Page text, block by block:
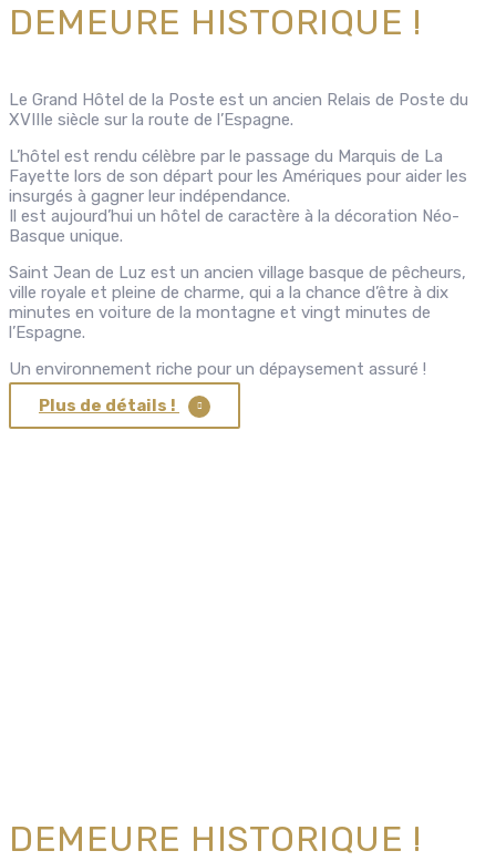
DEMEURE HISTORIQUE !
Le Grand Hôtel de la Poste est un ancien Relais de Poste du
XVIIIe siècle sur la route de l’Espagne.
L’hôtel est rendu célèbre par le passage du Marquis de La
Fayette lors de son départ pour les Amériques pour aider les
insurgés à gagner leur indépendance.
Il est aujourd’hui un hôtel de caractère à la décoration Néo-
Basque unique.
Saint Jean de Luz est un ancien village basque de pêcheurs,
ville royale et pleine de charme, qui a la chance d’être à dix
minutes en voiture de la montagne et vingt minutes de
l’Espagne.
Un environnement riche pour un dépaysement assuré !
Plus de détails !
DEMEURE HISTORIQUE !